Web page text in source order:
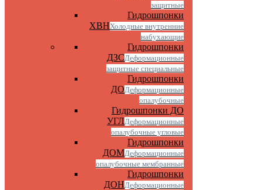
защитные
Гидрошпонки
ХВНХолодные внутренние
набухающие
Гидрошпонки
ДЗСДеформационные
защитные специальные
Гидрошпонки
ДОДеформационные
опалубочные
Гидрошпонки ДО
УГЛДеформационные
опалубочные угловые
Гидрошпонки
ДОМДеформационные
опалубочные мембранные
Гидрошпонки
ДОНДеформационные